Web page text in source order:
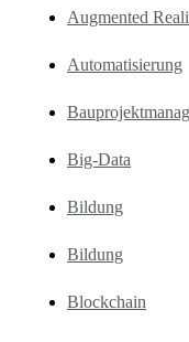
Augmented
Automatisierung
Big-Data
Bildung
Bildung
Blockchain